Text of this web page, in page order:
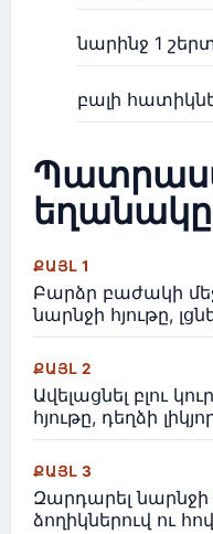
նարինջ 1
բալի
եղանակը
ՔԱՅԼ 1
Բարձր բաժակի մեջ
նարնջի հյութը,
ՔԱՅԼ 2
Ավելացնել բլու
հյութը, դեղձի
ՔԱՅԼ 3
Զարդարել նարնջի
ձողիկներուվ ու